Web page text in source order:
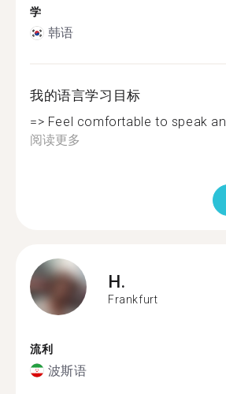
学
韩语
我的语言学习目标
=> Feel comfortable to speak
阅读更多
H.
Frankfurt
流利
波斯语